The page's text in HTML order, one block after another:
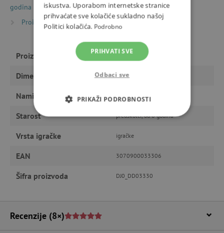
godina
Proizvođači
Djeco
Proizvođač Djeco
Dimenzije 12 x 10 x 8,2 cm
Namijenjeno djevojčici
Starost predškolci, od 6 godina
Vrsta igračke igračke
EAN 3070900033306
Šifra proizvoda DJ0_DD03330
Recenzije (8×)
iskustva. Uporabom internetske stranice
prihvaćate sve kolačiće sukladno našoj
Politici kolačića. Podrobno
PRIHVATI SVE
Odbaci sve
PRIKAŽI PODROBNOSTI
NUŽNO POTREBNI KOLAČIĆI
Nužno potrebni kolačići
Ciljanost
Funkcionalnost